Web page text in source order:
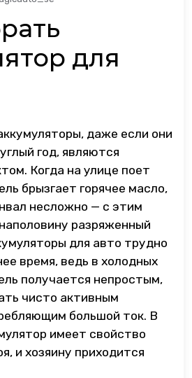
для
даже если они
год, являются
Когда на улице поет
брызгает горячее масло,
несложно — с этим
разряженный
для авто трудно
время, ведь в холодных
получается непростым,
чисто активным
большой ток. В
имеет свойство
и хозяину приходится